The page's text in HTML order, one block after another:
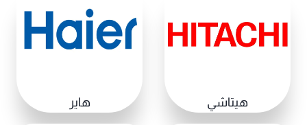
هيتاشي هاير